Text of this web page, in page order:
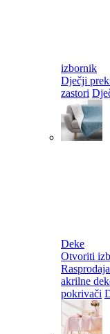
izbornik
Dječji
zastori
Deke
Otvoriti
akrilne
pokrivači